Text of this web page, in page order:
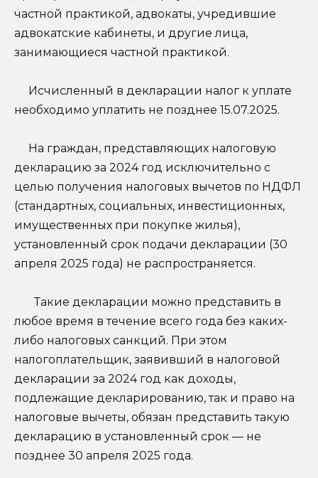
частной практикой, адвокаты, учредившие
адвокатские кабинеты, и другие лица,
занимающиеся частной практикой.
Исчисленный в декларации налог к уплате
необходимо уплатить не позднее 15.07.2025.
На граждан, представляющих налоговую
декларацию за 2024 год исключительно с
целью получения налоговых вычетов по НДФЛ
(стандартных, социальных, инвестиционных,
имущественных при покупке жилья),
установленный срок подачи декларации (30
апреля 2025 года) не распространяется.
Такие декларации можно представить в
любое время в течение всего года без каких-
либо налоговых санкций. При этом
налогоплательщик, заявивший в налоговой
декларации за 2024 год как доходы,
подлежащие декларированию, так и право на
налоговые вычеты, обязан представить такую
декларацию в установленный срок — не
позднее 30 апреля 2025 года.